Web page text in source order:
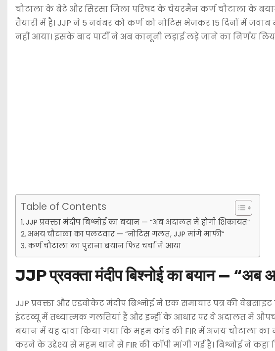
चौटाला के बेटे और सिरसा जिला परिषद के चेयरमैन कर्ण चौटाला के
तैयारी में है। JJP ने 5 नवंबर को कर्ण को नोटिस भेजकर 15 दिनों में
नहीं आया। इसके बाद पार्टी ने अब कानूनी लड़ाई लड़े जाने का निर्णय
Table of Contents
JJP प्रवक्ता मंदीप बिश्नोई का बयान — “अब अदालत में होगी शिकायत”
अभय चौटाला का पलटवार — “नोटिस गलत, JJP मांगे माफी”
कर्ण चौटाला का पुराना बयान फिर चर्चा में आया
JJP प्रवक्ता मंदीप बिश्नोई का बयान — “अब
JJP प्रवक्ता और एडवोकेट मंदीप बिश्नोई ने एक समाचार पत्र की वेबसाइट
इंटरव्यू में तथ्यात्मक गलतियां हैं और इन्हीं के आधार पर वे अदालत में
बयान में यह दावा किया गया कि महम कांड की FIR में अजय चौटाला का
करने के उद्देश्य से महम थाने से FIR की कॉपी मांगी गई है। बिश्नोई ने